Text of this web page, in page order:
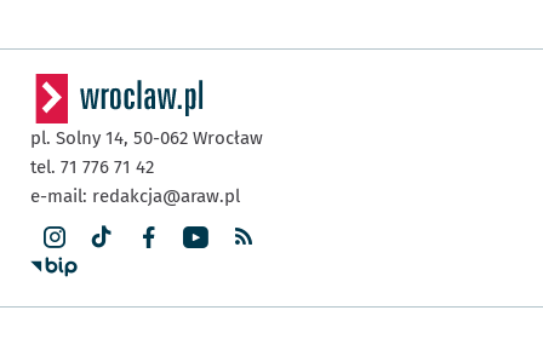
pl. Solny 14, 50-062 Wrocław
tel. 71 776 71 42
e-mail: redakcja@araw.pl